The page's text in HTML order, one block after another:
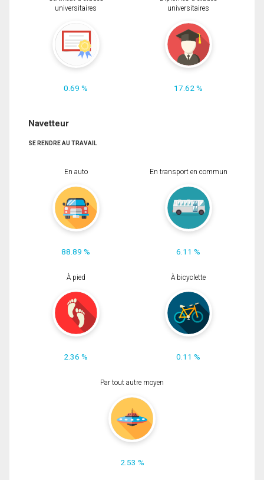
universitaires
0.69 %
universitaires
17.62 %
Navetteur
SE RENDRE AU TRAVAIL
En auto
88.89 %
En transport en commun
6.11 %
À pied
2.36 %
À bicyclette
0.11 %
Par tout autre moyen
2.53 %